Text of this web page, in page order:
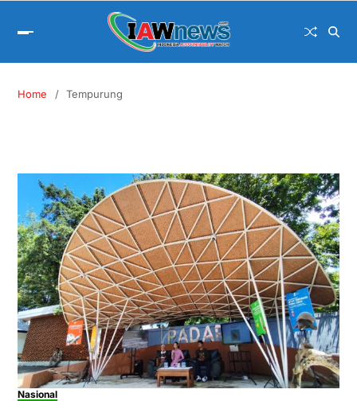
Home Tempurung
Nasional